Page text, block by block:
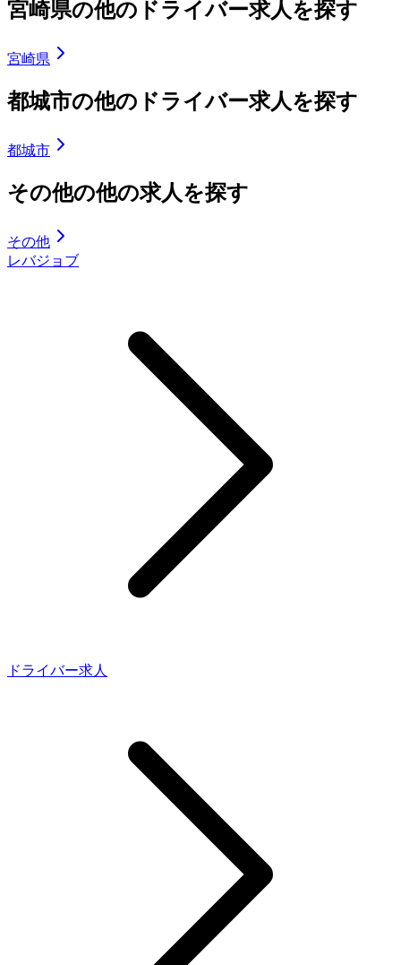
宮崎県の他のドライバー求人を探す
宮崎県
都城市の他のドライバー求人を探す
都城市
その他の他の求人を探す
その他
レバジョブ
ドライバー求人